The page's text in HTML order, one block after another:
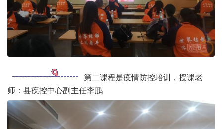
第二课程是疫情防控培训，授课老
师：县疾控中心副主任李鹏